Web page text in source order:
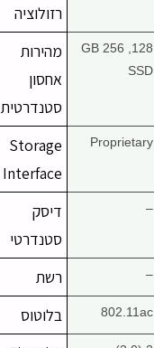
רזולוציה
128, 256 GB
SSD
מהירות
אחסון
סטנדרטית
Proprietary
Storage
Interface
–
דיסק
סטנדרטי
– רשת
802.11ac בלוטוס